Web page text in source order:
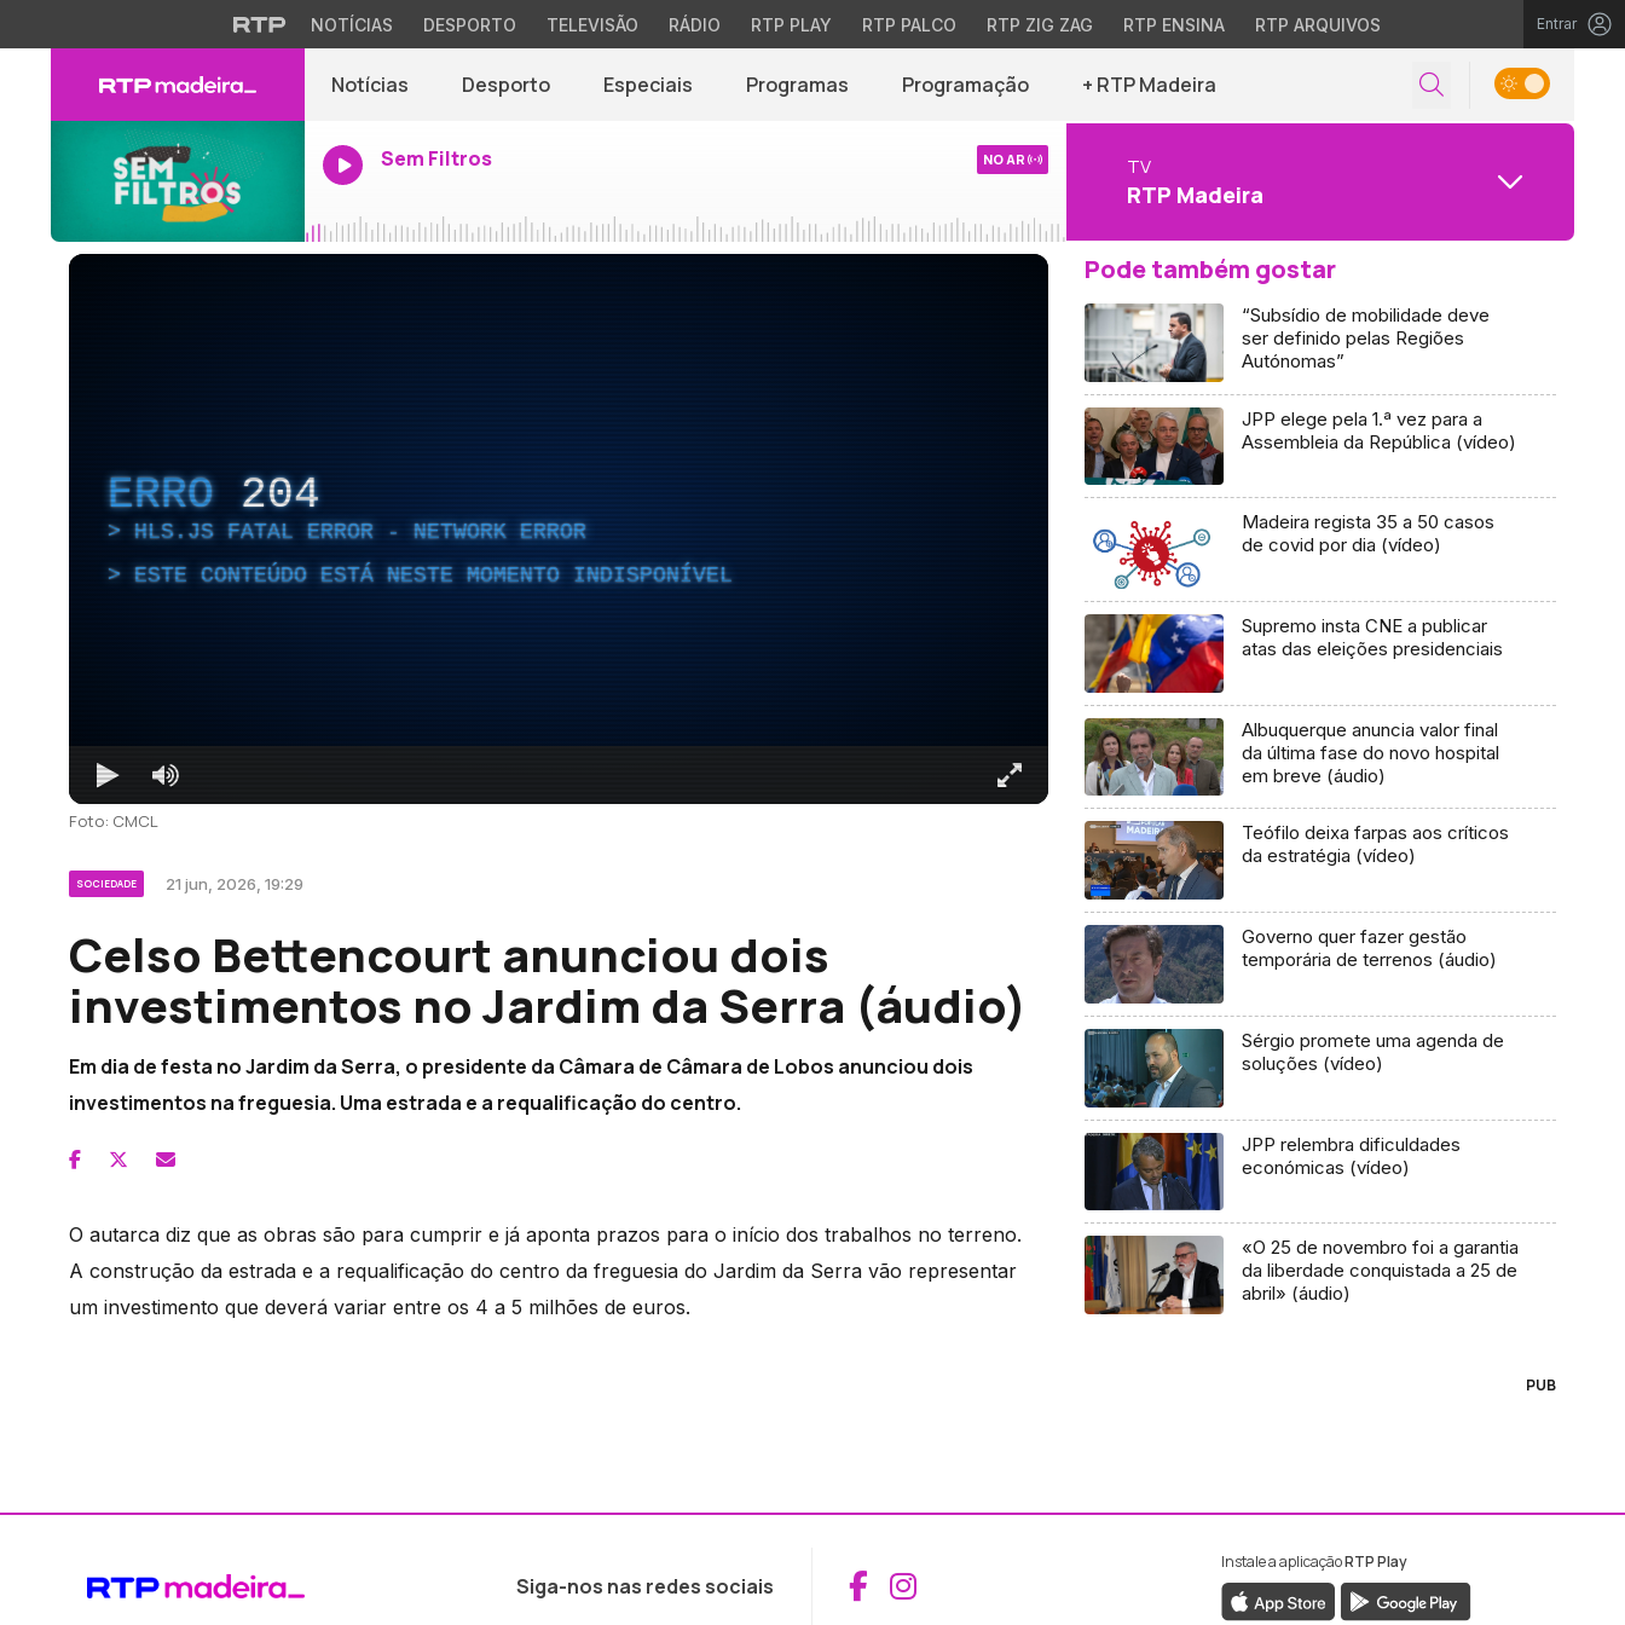
NOTÍCIAS DESPORTO TELEVISÃO RÁDIO RTP PLAY RTP PALCO RTP ZIG ZAG RTP ENSINA RTP ARQUIVOS Entrar
Notícias Desporto Especiais Programas Programação + RTP Madeira
Sem Filtros NO AR TV
RTP Madeira
ERRO 204
HLS.JS FATAL ERROR - NETWORK ERROR
ESTE CONTEÚDO ESTÁ NESTE MOMENTO INDISPONÍVEL
Foto: CMCL
SOCIEDADE 21 jun, 2026, 19:29
Celso Bettencourt anunciou dois
investimentos no Jardim da Serra (áudio)
Em dia de festa no Jardim da Serra, o presidente da Câmara de Câmara de Lobos anunciou dois
investimentos na freguesia. Uma estrada e a requalificação do centro.
O autarca diz que as obras são para cumprir e já aponta prazos para o início dos trabalhos no terreno.
A construção da estrada e a requalificação do centro da freguesia do Jardim da Serra vão representar
um investimento que deverá variar entre os 4 a 5 milhões de euros.
Pode também gostar
“Subsídio de mobilidade deve
ser definido pelas Regiões
Autónomas”
JPP elege pela 1.ª vez para a
Assembleia da República (vídeo)
Madeira regista 35 a 50 casos
de covid por dia (vídeo)
Supremo insta CNE a publicar
atas das eleições presidenciais
Albuquerque anuncia valor final
da última fase do novo hospital
em breve (áudio)
Teófilo deixa farpas aos críticos
da estratégia (vídeo)
Governo quer fazer gestão
temporária de terrenos (áudio)
Sérgio promete uma agenda de
soluções (vídeo)
JPP relembra dificuldades
económicas (vídeo)
«O 25 de novembro foi a garantia
da liberdade conquistada a 25 de
abril» (áudio)
PUB
Siga-nos nas redes sociais Aceder ao Facebook da RTP Madeira
Aceder ao Instagram da RTP Madeira
Instale a aplicaçãoRTP Play